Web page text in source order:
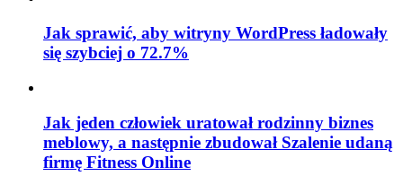
Jak sprawić, aby witryny WordPress ładowały
się szybciej o 72.7%
Jak jeden człowiek uratował rodzinny biznes
meblowy, a następnie zbudował Szalenie udaną
firmę Fitness Online